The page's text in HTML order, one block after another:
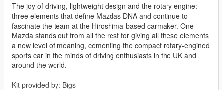
The joy of driving, lightweight design and the rotary engine:
three elements that define Mazdas DNA and continue to
fascinate the team at the Hiroshima-based carmaker. One
Mazda stands out from all the rest for giving all these elements
a new level of meaning, cementing the compact rotary-engined
sports car in the minds of driving enthusiasts in the UK and
around the world.
Kit provided by: Bigs